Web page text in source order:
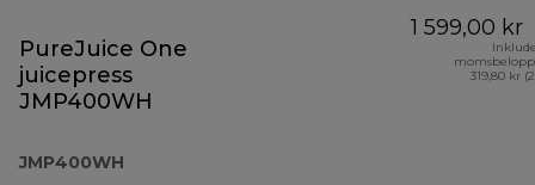
PureJuice One
juicepress
JMP400WH
JMP400WH
1 599,00 kr
319,80 kr